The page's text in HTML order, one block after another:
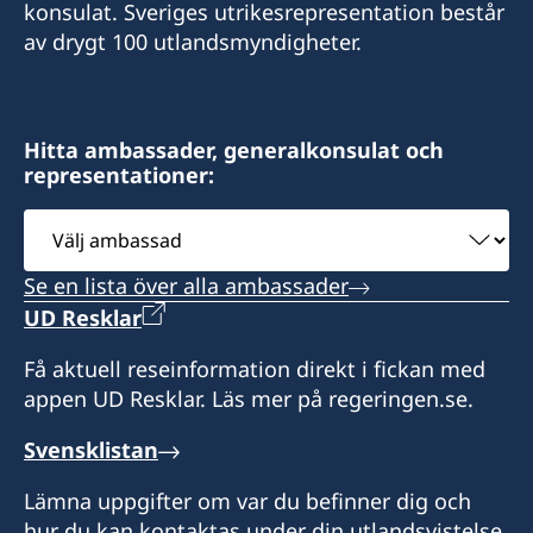
Tel. +52 998 848 8900
kativara@prodigy.net.mx
Alla besök behöver tidsbokas per e-post eller
telefon
Kontor +52 1 (33) 2255 1406
Boka tid per tel. eller e-post
P. +52 81 8336 6771
M. +52 81 1900 0543
Boka tid via tel eller e-post
Tel +52 664 686 5875
Cel +52 1 664 331 8480
Boka tid per e-post eller tel
konsulat. Sveriges utrikesrepresentation består
av drygt 100 utlandsmyndigheter.
Hitta ambassader, generalkonsulat och
representationer:
Välj
ambassad
Se en lista över alla ambassader
UD Resklar
Få aktuell reseinformation direkt i fickan med
appen UD Resklar. Läs mer på regeringen.se.
Svensklistan
Lämna uppgifter om var du befinner dig och